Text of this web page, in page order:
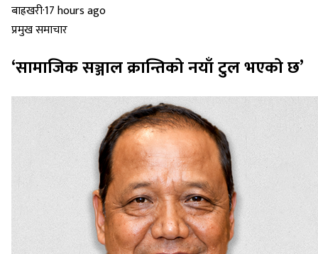
बाह्रखरी·17 hours ago
प्रमुख समाचार
‘सामाजिक सञ्जाल क्रान्तिको नयाँ टुल भएको छ’